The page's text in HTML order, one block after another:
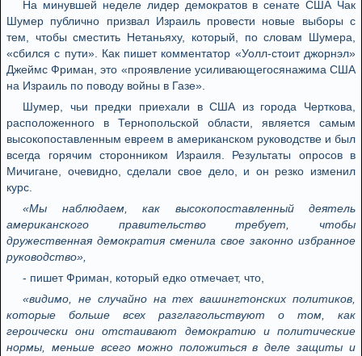
На минувшей неделе лидер демократов в сенате США Чак
Шумер публично призвал Израиль провести новые выборы с
тем, чтобы сместить Нетаньяху, который, по словам Шумера,
«сбился с пути». Как пишет комментатор «Уолл-стоит джорнэл»
Джеймс Фриман, это «проявление усиливающегосянажима США
на Израиль по поводу войны в Газе».
Шумер, чьи предки приехали в США из города Черткова,
расположенного в Тернопольской области, является самым
высокопоставленным евреем в американском руководстве и был
всегда горячим сторонником Израиля. Результаты опросов в
Мичигане, очевидно, сделали свое дело, и он резко изменил
курс.
«Мы наблюдаем, как высокопоставленный деятель
американского правительство требует, чтобы
дружественная демократия сменила свое законно избранное
руководство»,
- пишет Фриман, который едко отмечает, что,
«видимо, не случайно на тех вашингтонских политиков,
которые больше всех разглагольствуют о том, как
героически они отстаивают демократию и политические
нормы, меньше всего можно положиться в деле защиты и